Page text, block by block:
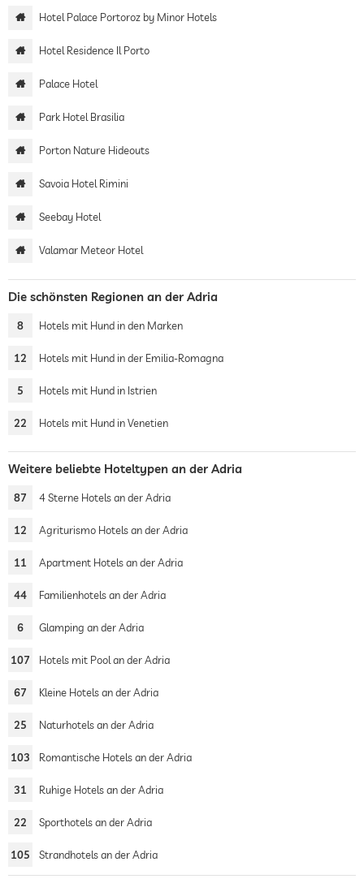
Hotel Palace Portoroz by Minor Hotels
Hotel Residence Il Porto
Palace Hotel
Park Hotel Brasilia
Porton Nature Hideouts
Savoia Hotel Rimini
Seebay Hotel
Valamar Meteor Hotel
Die schönsten Regionen an der Adria
8 Hotels mit Hund in den Marken
12 Hotels mit Hund in der Emilia-Romagna
5 Hotels mit Hund in Istrien
22 Hotels mit Hund in Venetien
Weitere beliebte Hoteltypen an der Adria
87 4 Sterne Hotels an der Adria
12 Agriturismo Hotels an der Adria
11 Apartment Hotels an der Adria
44 Familienhotels an der Adria
6 Glamping an der Adria
107 Hotels mit Pool an der Adria
67 Kleine Hotels an der Adria
25 Naturhotels an der Adria
103 Romantische Hotels an der Adria
31 Ruhige Hotels an der Adria
22 Sporthotels an der Adria
105 Strandhotels an der Adria